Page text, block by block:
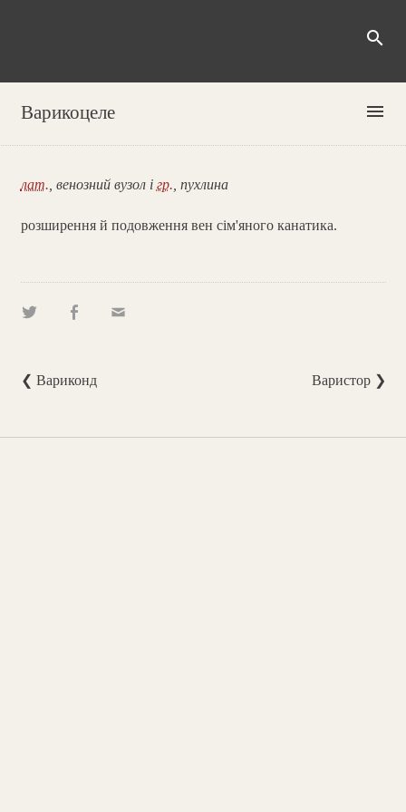
search
Варикоцеле menu
лат. , венозний вузол і гр. , пухлина
розширення й подовження вен сім'яного канатика.
❮ Вариконд Варистор ❯